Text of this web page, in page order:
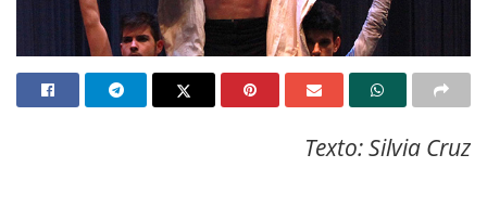
Texto: Silvia Cruz